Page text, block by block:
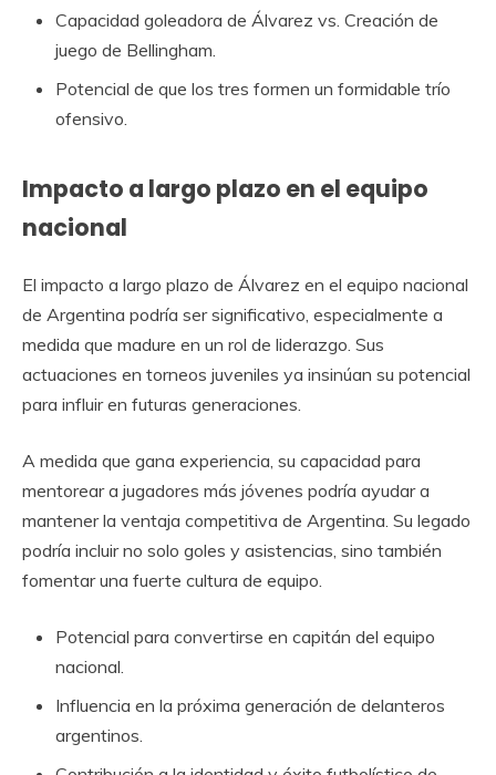
Capacidad goleadora de Álvarez vs. Creación de
juego de Bellingham.
Potencial de que los tres formen un formidable trío
ofensivo.
Impacto a largo plazo en el equipo
nacional
El impacto a largo plazo de Álvarez en el equipo nacional
de Argentina podría ser significativo, especialmente a
medida que madure en un rol de liderazgo. Sus
actuaciones en torneos juveniles ya insinúan su potencial
para influir en futuras generaciones.
A medida que gana experiencia, su capacidad para
mentorear a jugadores más jóvenes podría ayudar a
mantener la ventaja competitiva de Argentina. Su legado
podría incluir no solo goles y asistencias, sino también
fomentar una fuerte cultura de equipo.
Potencial para convertirse en capitán del equipo
nacional.
Influencia en la próxima generación de delanteros
argentinos.